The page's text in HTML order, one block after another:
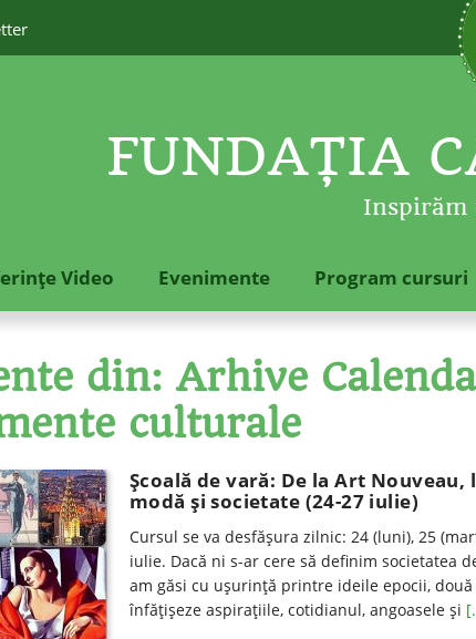
FUNDAŢIA
Inspirăm
Video Evenimente Program cursuri
din: Arhive
culturale
Şcoală de vară: De la Art Nouveau,
modă şi societate (24-27 iulie)
Cursul se va desfăşura zilnic: 24 (luni), 25
iulie. Dacă ni s-ar cere să definim societatea
am găsi cu ușurință printre ideile epocii, două
înfățișeze aspirațiile, cotidianul, angoasele și